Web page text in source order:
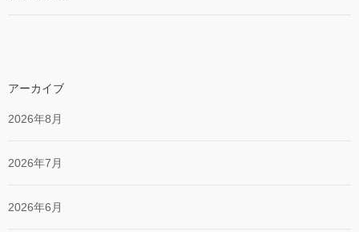
アーカイブ
2026年8月
2026年7月
2026年6月